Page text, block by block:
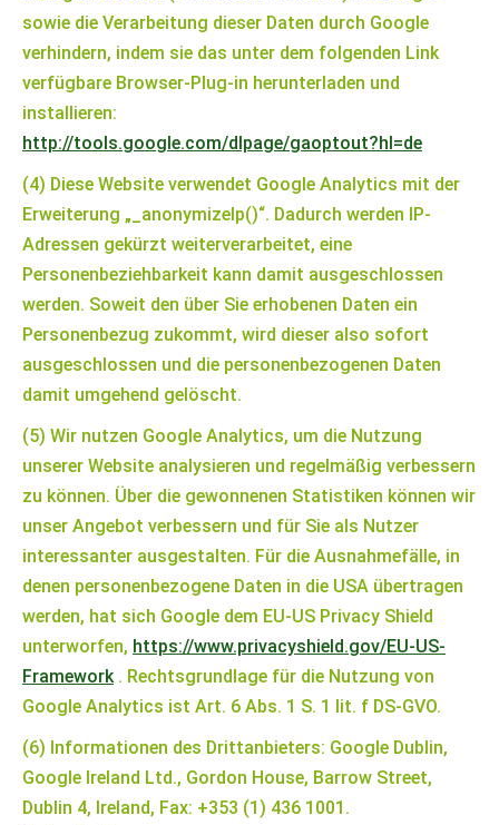
sowie die Verarbeitung dieser Daten durch Google
verhindern, indem sie das unter dem folgenden Link
verfügbare Browser-Plug-in herunterladen und
installieren:
http://tools.google.com/dlpage/gaoptout?hl=de
(4) Diese Website verwendet Google Analytics mit der
Erweiterung „_anonymizeIp()“. Dadurch werden IP-
Adressen gekürzt weiterverarbeitet, eine
Personenbeziehbarkeit kann damit ausgeschlossen
werden. Soweit den über Sie erhobenen Daten ein
Personenbezug zukommt, wird dieser also sofort
ausgeschlossen und die personenbezogenen Daten
damit umgehend gelöscht.
(5) Wir nutzen Google Analytics, um die Nutzung
unserer Website analysieren und regelmäßig verbessern
zu können. Über die gewonnenen Statistiken können wir
unser Angebot verbessern und für Sie als Nutzer
interessanter ausgestalten. Für die Ausnahmefälle, in
denen personenbezogene Daten in die USA übertragen
werden, hat sich Google dem EU-US Privacy Shield
unterworfen, https://www.privacyshield.gov/EU-US-
Framework. Rechtsgrundlage für die Nutzung von
Google Analytics ist Art. 6 Abs. 1 S. 1 lit. f DS-GVO.
(6) Informationen des Drittanbieters: Google Dublin,
Google Ireland Ltd., Gordon House, Barrow Street,
Dublin 4, Ireland, Fax: +353 (1) 436 1001.